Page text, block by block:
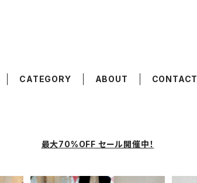
CATEGORY ABOUT CONTACT
最大70%OFF セール開催中！